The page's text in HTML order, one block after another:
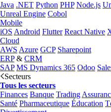
Java .NET Python PHP Node.js
Unreal Engine Cobol
Mobile
iOS Android Flutter React Native
Cloud
AWS Azure GCP Sharepoint
ERP& CRM
SAP MS Dynamics 365 Odoo
Secteurs
Tous les secteurs
Finances Banque Trading
Santé Pharmaceutique Éducation